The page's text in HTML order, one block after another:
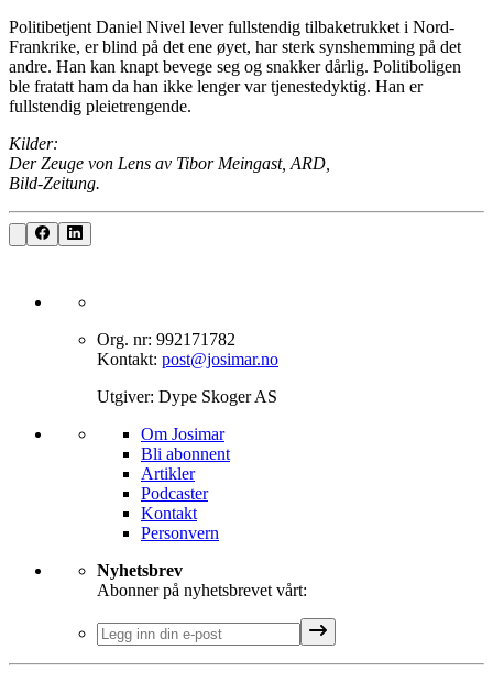
Politibetjent Daniel Nivel lever fullstendig tilbaketrukket i Nord-
Frankrike, er blind på det ene øyet, har sterk synshemming på det
andre. Han kan knapt bevege seg og snakker dårlig. Politiboligen
ble fratatt ham da han ikke lenger var tjenestedyktig. Han er
fullstendig pleietrengende.
Kilder:
Der Zeuge von Lens av Tibor Meingast, ARD,
Bild-Zeitung.
Org. nr: 992171782
Kontakt: post@josimar.no
Utgiver: Dype Skoger AS
Om J‌osimar ‍ ​‍​‍‌‍
Bli abonnent​​​​‌ ‍ ​‍​‍‌‍ ‌ ​‍‌‍‍‌‌‍‌ ‌‍‍‌‌‍ ‍​‍​‍​ ‍‍​‍​‍‌ ​ ‌‍​‌‌‍ ‍‌‍‍‌‌ ‌​‌ ‍‌​‍ ‍‌‍‍‌‌‍ ​‍​‍​‍ ​​‍​‍‌‍‍​‌ ​‍‌‍‌‌‌‍‌‍​‍​‍​ ‍‍​‍​‍‌‍‍​‌ ‌​‌ ‌​‌ ​​‌ ​ ​ ‍‍​‍ ​‍ ‌‍‌‌‌‍‌​‌‍‍‌‌ ‌​​‍ ‍‌‍‍‌‌‍‌​‌‍​‌‌‍‌ ‌ ​‍‌‍​‌‌‍ ‍‌‍‍‍‌‍​‌‌‍ ‍‌ ​ ‌‍‌‌‌‍ ‍​‍ ‍‌‍​ ‌‍ ‌‍ ‌​‍ ‌‍‍‌‌‍ ‍‌ ‌​‌‍‌‌‌‍ ‍‌ ‌​​‍ ‌‍‌‌‌‍‌​‌‍‍‌‌ ‌​​‍ ‌‍ ‌‌‍ ‌‍‌​‌‍‌‌​ ‌‌ ​​‌ ​‍‌‍‌‌‌ ​ ‌‍‌‌‌‍ ‍‌ ‌​‌‍​‌‌ ‌​‌‍‍‌‌‍ ‌‍ ‍​ ‍ ‌‍‍‌‌‍‌​​ ‌‌‍‌‍‌‍ ‌‍ ‌ ‌​‌‍‌‌‌ ​‍​ ‍ ‌ ‌​‌ ‍‌‌ ​​‌‍‌‌​ ‌‌‍‌‍‌‍ ‌‍ ‌ ‌​‌‍‌‌‌ ​‍​ ‍ ‌ ​​‌‍​‌‌ ‌​‌‍‍​​ ‌‌‍​ ‌‍ ‌‍ ​‌ ‌‌‌‍ ‌‌‍ ‍‌ ​ ​‍‌‌​ ‌‌‌​​‍‌‌ ‌‍‍ ‌‍‌‌‌ ‍‌​‍‌‌​ ​ ‌​‌​​‍‌‌​ ​ ‌​‌​​‍‌‌​ ​‍​ ​‍‌‍​‍​ ‍‌‌‍​ ‌‍‌‍‌‍​ ​ ​‌​ ‌​‌‍​‍‌‍‌‍​ ‍​​ ‌‌‌‍​‍​‍‌‌​ ​‍​ ​‍​‍‌‌​ ‌‌‌​‌​​‍ ‍‌‍​ ‌‍ ‌‍ ​‌ ‌‌‌‍ ‌‌‍ ‍‌​‍‌‌ ‌​‌‍‌‌‌‍ ‌‌ ​ ​‍‌‌​ ‌‌‌​​‍‌‌ ‌‍‍ ‌‍‌‌‌ ‍‌​‍‌‌​ ​ ‌​‌​​‍‌‌​ ​ ‌​‌​​‍‌‌​ ​‍​ ​‍‌‍​‌‌‍‌‍​ ‌‍​ ‌​‌‍‌‌​ ‍‌‌‍‌​‌‍​‍​ ‌ ‌‍​‌​ ‌ ​ ​​​‍‌‌​ ​‍​ ​‍​‍‌‌​ ‌‌‌​‌​​‍ ‍‌‍‍‌‌ ‌​‌‍‌‌‌‍ ‌‌ ​ ​‍‌‌​ ‌‌‌​​‍‌‌ ‌‍‍ ‌‍‌‌‌ ‍‌​‍‌‌​ ​ ‌​‌​​‍‌‌​ ​ ‌​‌​​‍‌‌​ ​‍​ ​‍‌‍‌‌‌‍​‌‌‍‌‌​ ‌‍‌‍​‍‌‍‌‌‌‍‌‌‌‍‌‍‌‍​‍​ ‍​​ ​ ​ ​ ​‍‌‌​ ​‍​ ​‍​‍‌‌​ ‌‌‌​‌​​‍ ‍‌‍ ​‌‍​‌‌‍​‍‌‍‌‌‌‍ ​​ ‌‍​‍‌‍​‌‌ ​ ‌‍‌‌‌‌‌‌‌ ​‍‌‍ ​​ ‌‌‍‍​‌ ‌​‌ ‌​‌ ​​‌ ​ ​‍‌‌​ ​ ‌​​‌​‍‌‌​ ​‍‌​‌‍​‍‌‌​ ​‍‌​‌‍‌‍‌‌‌‍‌​‌‍‍‌‌ ‌​​‍ ‍‌‍‍‌‌‍‌​‌‍​‌‌‍‌ ‌ ​‍‌‍​‌‌‍ ‍‌‍‍‍‌‍​‌‌‍ ‍‌ ​ ‌‍‌‌‌‍ ‍​‍ ‍‌‍​ ‌‍ ‌‍ ‌​‍‌‍‌‍‍‌‌‍‌​​ ‌‌‍‌‍‌‍ ‌‍ ‌ ‌​‌‍‌‌‌ ​‍​‍‌‍‌ ‌​‌ ‍‌‌ ​​‌‍‌‌​ ‌‌‍‌‍‌‍ ‌‍ ‌ ‌​‌‍‌‌‌ ​‍​‍‌‍‌ ​​‌‍​‌‌ ‌​‌‍‍​​ ‌‌‍​ ‌‍ ‌‍ ​‌ ‌‌‌‍ ‌‌‍ ‍‌ ​ ​‍‌‌​ ‌‌‌​​‍‌‌ ‌‍‍ ‌‍‌‌‌ ‍‌​‍‌‌​ ​ ‌​‌​​‍‌‌​ ​ ‌​‌​​‍‌‌​ ​‍​ ​‍‌‍​‍​ ‍‌‌‍​ ‌‍‌‍‌‍​ ​ ​‌​ ‌​‌‍​‍‌‍‌‍​ ‍​​ ‌‌‌‍​‍​‍‌‌​ ​‍​ ​‍​‍‌‌​ ‌‌‌​‌​​‍ ‍‌‍​ ‌‍ ‌‍ ​‌ ‌‌‌‍ ‌‌‍ ‍‌​‍‌‌ ‌​‌‍‌‌‌‍ ‌‌ ​ ​‍‌‌​ ‌‌‌​​‍‌‌ ‌‍‍ ‌‍‌‌‌ ‍‌​‍‌‌​ ​ ‌​‌​​‍‌‌​ ​ ‌​‌​​‍‌‌​ ​‍​ ​‍‌‍​‌‌‍‌‍​ ‌‍​ ‌​‌‍‌‌​ ‍‌‌‍‌​‌‍​‍​ ‌ ‌‍​‌​ ‌ ​ ​​​‍‌‌​ ​‍​ ​‍​‍‌‌​ ‌‌‌​‌​​‍ ‍‌‍‍‌‌ ‌​‌‍‌‌‌‍ ‌‌ ​ ​‍‌‌​ ‌‌‌​​‍‌‌ ‌‍‍ ‌‍‌‌‌ ‍‌​‍‌‌​ ​ ‌​‌​​‍‌‌​ ​ ‌​‌​​‍‌‌​ ​‍​ ​‍‌‍‌‌‌‍​‌‌‍‌‌​ ‌‍‌‍​‍‌‍‌‌‌‍‌‌‌‍‌‍‌‍​‍​ ‍​​ ​ ​ ​ ​‍‌‌​ ​‍​ ​‍​‍‌‌​ ‌‌‌​‌​​‍ ‍‌‍ ​‌‍​‌‌‍​‍‌‍‌‌‌‍ ​​‍‌‍‌ ​​‌‍‌‌‌ ​‍‌ ​ ‌ ​​‌‍‌‌‌‍​ ‌ ‌​‌‍‍‌‌ ‌‍‌‍‌‌​ ‌‌ ​​‌ ‌‌‌‍​‍‌‍ ​‌‍‍‌‌ ​ ‌‍‍​‌‍‌‌‌‍‌​​‍​‍‌ ‌
Artikler
Podcaster
Kontakt
Personvern​​​​‌ ‍ ​‍​‍‌‍ ‌ ​‍‌‍‍‌‌‍‌ ‌‍‍‌‌‍ ‍​‍​‍​ ‍‍​‍​‍‌ ​ ‌‍​‌‌‍ ‍‌‍‍‌‌ ‌​‌ ‍‌​‍ ‍‌‍‍‌‌‍ ​‍​‍​‍ ​​‍​‍‌‍‍​‌ ​‍‌‍‌‌‌‍‌‍​‍​‍​ ‍‍​‍​‍‌‍‍​‌ ‌​‌ ‌​‌ ​​‌ ​ ​ ‍‍​‍ ​‍ ‌‍‌‌‌‍‌​‌‍‍‌‌ ‌​​‍ ‍‌‍‍‌‌‍‌​‌‍​‌‌‍‌ ‌ ​‍‌‍​‌‌‍ ‍‌‍‍‍‌‍​‌‌‍ ‍‌ ​ ‌‍‌‌‌‍ ‍​‍ ‍‌‍​ ‌‍ ‌‍ ‌​‍ ‌‍‍‌‌‍ ‍‌ ‌​‌‍‌‌‌‍ ‍‌ ‌​​‍ ‌‍‌‌‌‍‌​‌‍‍‌‌ ‌​​‍ ‌‍ ‌‌‍ ‌‍‌​‌‍‌‌​ ‌‌ ​​‌ ​‍‌‍‌‌‌ ​ ‌‍‌‌‌‍ ‍‌ ‌​‌‍​‌‌ ‌​‌‍‍‌‌‍ ‌‍ ‍​ ‍ ‌‍‍‌‌‍‌​​ ‌‌‍‌‍‌‍ ‌‍ ‌ ‌​‌‍‌‌‌ ​‍​ ‍ ‌ ‌​‌ ‍‌‌ ​​‌‍‌‌​ ‌‌‍‌‍‌‍ ‌‍ ‌ ‌​‌‍‌‌‌ ​‍​ ‍ ‌ ​​‌‍​‌‌ ‌​‌‍‍​​ ‌‌‍​ ‌‍ ‌‍ ​‌ ‌‌‌‍ ‌‌‍ ‍‌ ​ ​‍‌‌​ ‌‌‌​​‍‌‌ ‌‍‍ ‌‍‌‌‌ ‍‌​‍‌‌​ ​ ‌​‌​​‍‌‌​ ​ ‌​‌​​‍‌‌​ ​‍​ ​‍‌‍​‍​ ‍‌‌‍​ ‌‍‌‍‌‍​ ​ ​‌​ ‌​‌‍​‍‌‍‌‍​ ‍​​ ‌‌‌‍​‍​‍‌‌​ ​‍​ ​‍​‍‌‌​ ‌‌‌​‌​​‍ ‍‌‍​ ‌‍ ‌‍ ​‌ ‌‌‌‍ ‌‌‍ ‍‌​‍‌‌ ‌​‌‍‌‌‌‍ ‌‌ ​ ​‍‌‌​ ‌‌‌​​‍‌‌ ‌‍‍ ‌‍‌‌‌ ‍‌​‍‌‌​ ​ ‌​‌​​‍‌‌​ ​ ‌​‌​​‍‌‌​ ​‍​ ​‍‌‍​‌‌‍‌‍​ ‌‍​ ‌​‌‍‌‌​ ‍‌‌‍‌​‌‍​‍​ ‌ ‌‍​‌​ ‌ ​ ​​​‍‌‌​ ​‍​ ​‍​‍‌‌​ ‌‌‌​‌​​‍ ‍‌‍‍‌‌ ‌​‌‍‌‌‌‍ ‌‌ ​ ​‍‌‌​ ‌‌‌​​‍‌‌ ‌‍‍ ‌‍‌‌‌ ‍‌​‍‌‌​ ​ ‌​‌​​‍‌‌​ ​ ‌​‌​​‍‌‌​ ​‍​ ​‍​ ‌‌‌‍​ ‌‍‌​​ ​‍​ ‍‌​ ​‍​ ​‌‌‍‌​​ ‌‍‌‍‌‌​ ‌‌​ ‌‍​‍‌‌​ ​‍​ ​‍​‍‌‌​ ‌‌‌​‌​​‍ ‍‌‍ ​‌‍​‌‌‍​‍‌‍‌‌‌‍ ​​ ‌‍​‍‌‍​‌‌ ​ ‌‍‌‌‌‌‌‌‌ ​‍‌‍ ​​ ‌‌‍‍​‌ ‌​‌ ‌​‌ ​​‌ ​ ​‍‌‌​ ​ ‌​​‌​‍‌‌​ ​‍‌​‌‍​‍‌‌​ ​‍‌​‌‍‌‍‌‌‌‍‌​‌‍‍‌‌ ‌​​‍ ‍‌‍‍‌‌‍‌​‌‍​‌‌‍‌ ‌ ​‍‌‍​‌‌‍ ‍‌‍‍‍‌‍​‌‌‍ ‍‌ ​ ‌‍‌‌‌‍ ‍​‍ ‍‌‍​ ‌‍ ‌‍ ‌​‍‌‍‌‍‍‌‌‍‌​​ ‌‌‍‌‍‌‍ ‌‍ ‌ ‌​‌‍‌‌‌ ​‍​‍‌‍‌ ‌​‌ ‍‌‌ ​​‌‍‌‌​ ‌‌‍‌‍‌‍ ‌‍ ‌ ‌​‌‍‌‌‌ ​‍​‍‌‍‌ ​​‌‍​‌‌ ‌​‌‍‍​​ ‌‌‍​ ‌‍ ‌‍ ​‌ ‌‌‌‍ ‌‌‍ ‍‌ ​ ​‍‌‌​ ‌‌‌​​‍‌‌ ‌‍‍ ‌‍‌‌‌ ‍‌​‍‌‌​ ​ ‌​‌​​‍‌‌​ ​ ‌​‌​​‍‌‌​ ​‍​ ​‍‌‍​‍​ ‍‌‌‍​ ‌‍‌‍‌‍​ ​ ​‌​ ‌​‌‍​‍‌‍‌‍​ ‍​​ ‌‌‌‍​‍​‍‌‌​ ​‍​ ​‍​‍‌‌​ ‌‌‌​‌​​‍ ‍‌‍​ ‌‍ ‌‍ ​‌ ‌‌‌‍ ‌‌‍ ‍‌​‍‌‌ ‌​‌‍‌‌‌‍ ‌‌ ​ ​‍‌‌​ ‌‌‌​​‍‌‌ ‌‍‍ ‌‍‌‌‌ ‍‌​‍‌‌​ ​ ‌​‌​​‍‌‌​ ​ ‌​‌​​‍‌‌​ ​‍​ ​‍‌‍​‌‌‍‌‍​ ‌‍​ ‌​‌‍‌‌​ ‍‌‌‍‌​‌‍​‍​ ‌ ‌‍​‌​ ‌ ​ ​​​‍‌‌​ ​‍​ ​‍​‍‌‌​ ‌‌‌​‌​​‍ ‍‌‍‍‌‌ ‌​‌‍‌‌‌‍ ‌‌ ​ ​‍‌‌​ ‌‌‌​​‍‌‌ ‌‍‍ ‌‍‌‌‌ ‍‌​‍‌‌​ ​ ‌​‌​​‍‌‌​ ​ ‌​‌​​‍‌‌​ ​‍​ ​‍​ ‌‌‌‍​ ‌‍‌​​ ​‍​ ‍‌​ ​‍​ ​‌‌‍‌​​ ‌‍‌‍‌‌​ ‌‌​ ‌‍​‍‌‌​ ​‍​ ​‍​‍‌‌​ ‌‌‌​‌​​‍ ‍‌‍ ​‌‍​‌‌‍​‍‌‍‌‌‌‍ ​​‍‌‍‌ ​​‌‍‌‌‌ ​‍‌ ​ ‌ ​​‌‍‌‌‌‍​ ‌ ‌​‌‍‍‌‌ ‌‍‌‍‌‌​ ‌‌ ​​‌ ‌‌‌‍​‍‌‍ ​‌‍‍‌‌ ​ ‌‍‍​‌‍‌‌‌‍‌​​‍​‍‌ ‌
Nyhetsbrev
Abonner på nyhetsbrevet vårt: